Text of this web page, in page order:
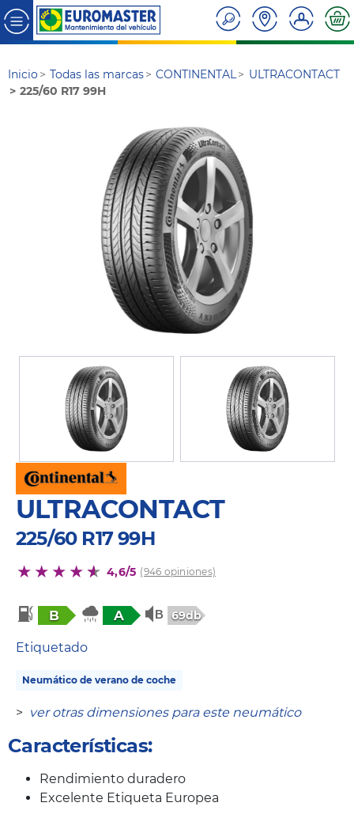
Inicio Todas las marcas CONTINENTAL
ULTRACONTACT
225/60 R17 99H
ULTRACONTACT
225/60 R17 99H
4,6/5 (946 opiniones)
B A 69db
Etiquetado
Neumático de verano de coche
> ver otras dimensiones para este neumático
Características:
Rendimiento duradero
Excelente Etiqueta Europea